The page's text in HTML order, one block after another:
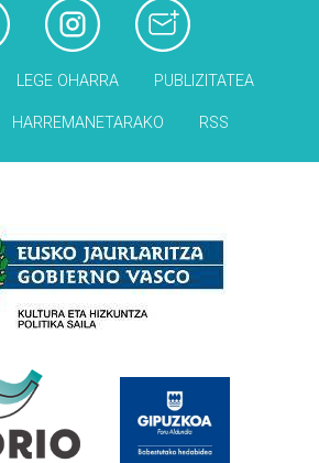
LEGE OHARRA PUBLIZITATEA
HARREMANETARAKO RSS